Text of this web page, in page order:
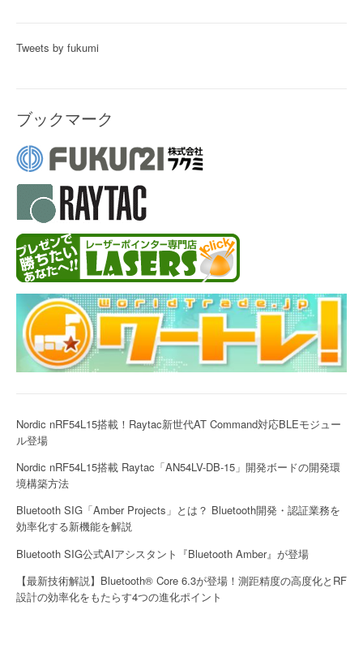
Tweets by fukumi
ブックマーク
Nordic nRF54L15搭載！Raytac新世代AT Command対応BLEモジュー
ル登場
Nordic nRF54L15搭載 Raytac「AN54LV-DB-15」開発ボードの開発環
境構築方法
Bluetooth SIG「Amber Projects」とは？ Bluetooth開発・認証業務を
効率化する新機能を解説
Bluetooth SIG公式AIアシスタント『Bluetooth Amber』が登場
【最新技術解説】Bluetooth® Core 6.3が登場！測距精度の高度化とRF
設計の効率化をもたらす4つの進化ポイント